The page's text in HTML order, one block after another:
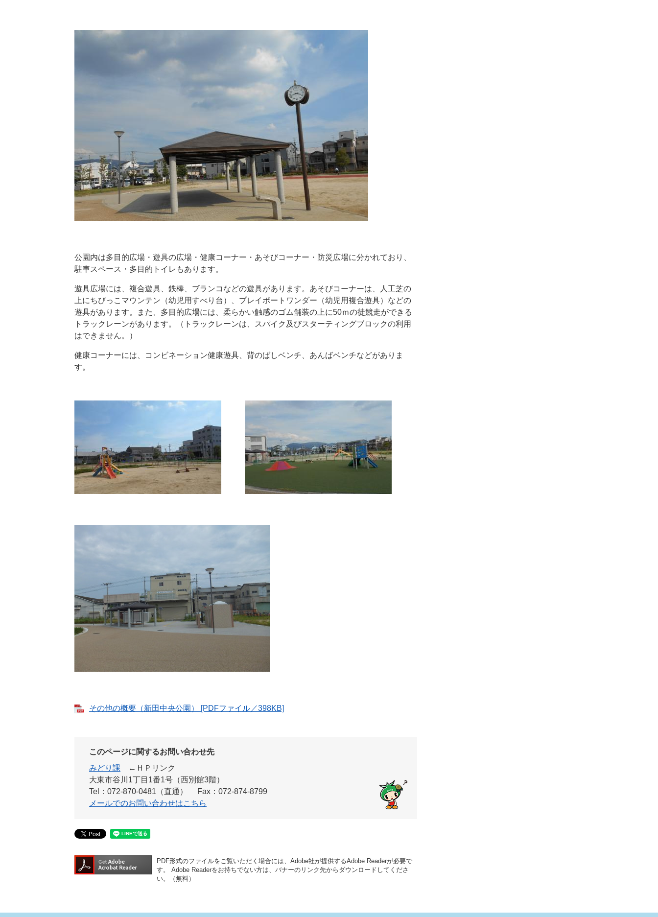
公園内は多目的広場・遊具の広場・健康コーナー・あそびコーナー・防災広場に分かれており、
駐車スペース・多目的トイレもあります。
遊具広場には、複合遊具、鉄棒、ブランコなどの遊具があります。あそびコーナーは、人工芝の
上にちびっこマウンテン（幼児用すべり台）、プレイポートワンダー（幼児用複合遊具）などの
遊具があります。また、多目的広場には、柔らかい触感のゴム舗装の上に50ｍの徒競走ができる
トラックレーンがあります。（トラックレーンは、スパイク及びスターティングブロックの利用
はできません。）
健康コーナーには、コンビネーション健康遊具、背のばしベンチ、あんばベンチなどがありま
す。
その他の概要（新田中央公園） [PDFファイル／398KB]
このページに関するお問い合わせ先
みどり課
←ＨＰリンク
大東市谷川1丁目1番1号（西別館3階）
Tel：072-870-0481（直通）
Fax：072-874-8799
メールでのお問い合わせはこちら
PDF形式のファイルをご覧いただく場合には、Adobe社が提供するAdobe Readerが必要で
す。
Adobe Readerをお持ちでない方は、バナーのリンク先からダウンロードしてくださ
い。（無料）